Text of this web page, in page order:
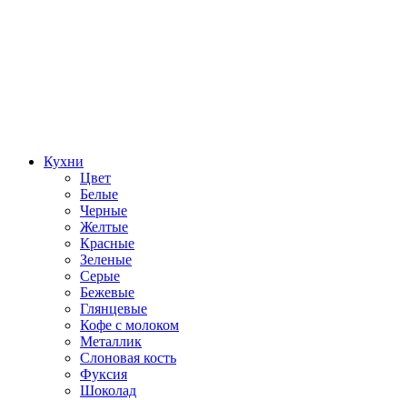
Кухни
Цвет
Белые
Черные
Желтые
Красные
Зеленые
Серые
Бежевые
Глянцевые
Кофе с молоком
Металлик
Слоновая кость
Фуксия
Шоколад